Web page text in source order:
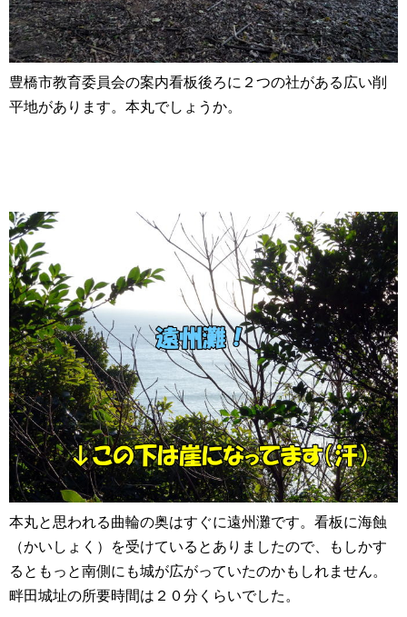
豊橋市教育委員会の案内看板後ろに２つの社がある広い削
平地があります。本丸でしょうか。
本丸と思われる曲輪の奥はすぐに遠州灘です。看板に海蝕
（かいしょく）を受けているとありましたので、もしかす
るともっと南側にも城が広がっていたのかもしれません。
畔田城址の所要時間は２０分くらいでした。